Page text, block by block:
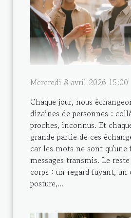
Mercredi 8 avril 2026 15:00
Chaque jour, nous
dizaines de personnes :
proches, inconnus. Et
grande partie de ces
car les mots ne sont qu'une
messages transmis. Le
corps : un regard fuyant, un
posture,...